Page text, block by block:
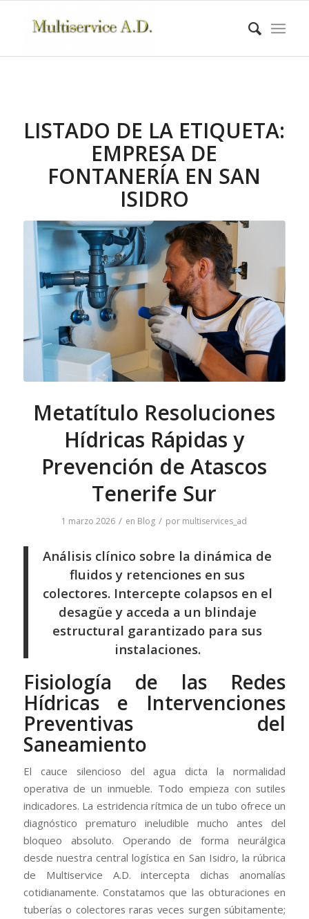
LISTADO DE LA ETIQUETA:
EMPRESA DE
FONTANERÍA EN SAN
ISIDRO
Metatítulo Resoluciones
Hídricas Rápidas y
Prevención de Atascos
Tenerife Sur
1 marzo 2026 / en Blog / por multiservices_ad
Análisis clínico sobre la dinámica de
fluidos y retenciones en sus
colectores. Intercepte colapsos en el
desagüe y acceda a un blindaje
estructural garantizado para sus
instalaciones.
Fisiología de las Redes
Hídricas e Intervenciones
Preventivas del
Saneamiento
El cauce silencioso del agua dicta la normalidad
operativa de un inmueble. Todo empieza con sutiles
indicadores. La estridencia rítmica de un tubo ofrece un
diagnóstico prematuro ineludible mucho antes del
bloqueo absoluto. Operando de forma neurálgica
desde nuestra central logística en San Isidro, la rúbrica
de Multiservice A.D. intercepta dichas anomalías
cotidianamente. Constatamos que las obturaciones en
tuberías o colectores raras veces surgen súbitamente;